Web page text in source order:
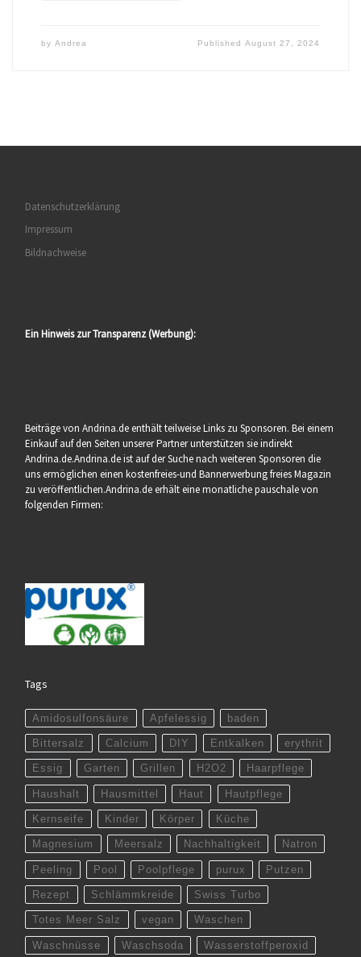
by Andrea PublishedAugust 27, 2024
Datenschutzerklärung
Impressum
Bildnachweise
Ein Hinweis zur Transparenz (Werbung):
Beiträge von Andrina.de enthält teilweise Links zu Sponsoren. Bei einem
Einkauf auf den Seiten unserer Partner unterstützen sie indirekt
Andrina.de.Andrina.de ist auf der Suche nach weiteren Sponsoren die
uns ermöglichen einen kostenfreies-und Bannerwerbung freies Magazin
zu veröffentlichen.Andrina.de erhält eine monatliche pauschale von
folgenden Firmen:
Tags
Amidosulfonsäure Apfelessig baden
Bittersalz Calcium DIY Entkalken erythrit
Essig Garten Grillen H2O2 Haarpflege
Haushalt Hausmittel Haut Hautpflege
Kernseife Kinder Körper Küche
Magnesium Meersalz Nachhaltigkeit Natron
Peeling Pool Poolpflege purux Putzen
Rezept Schlämmkreide Swiss Turbo
Totes Meer Salz vegan Waschen
Waschnüsse Waschsoda Wasserstoffperoxid